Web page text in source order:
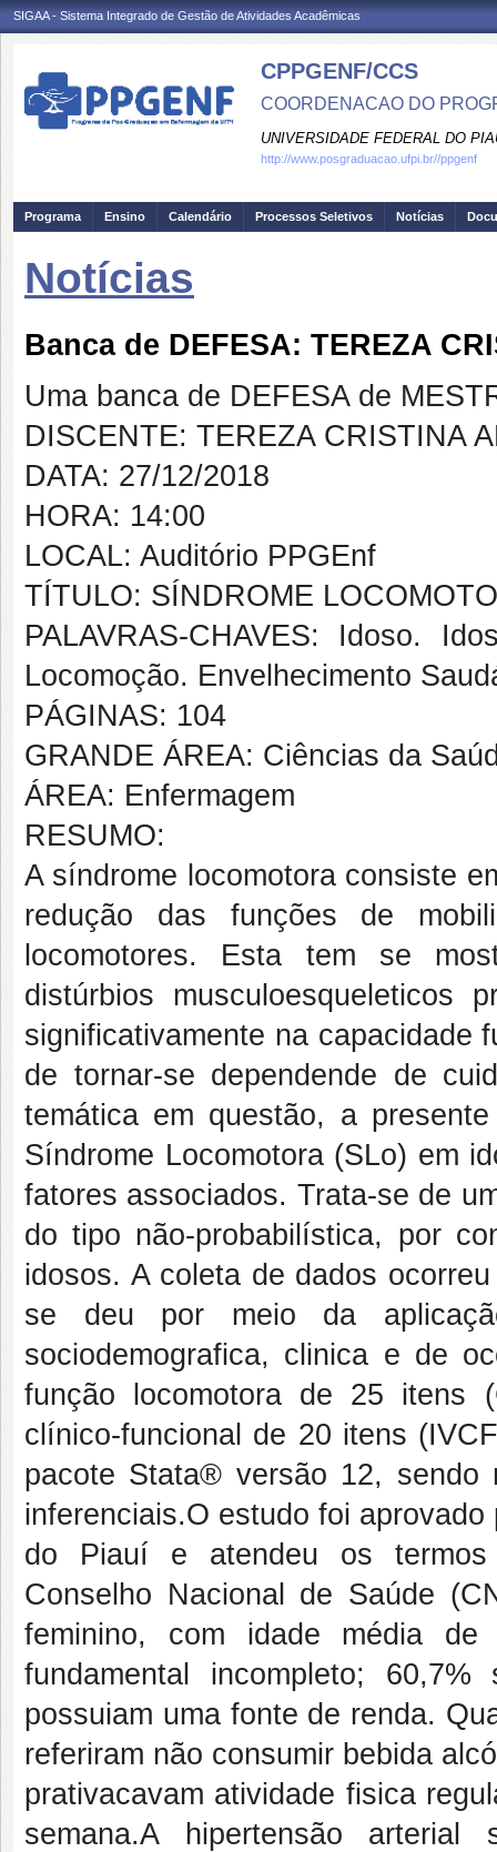
SIGAA - Sistema Integrado de Gestão de Atividades Acadêmicas
CPPGENF/CCS
COORDENACAO DO
UNIVERSIDADE FEDERAL DO
http://www.posgraduacao.ufpi.br//ppgenf
Programa Ensino Calendário Processos Seletivos Notícias
Notícias
Banca de DEFESA: TEREZA
Uma banca de DEFESA de
DISCENTE: TEREZA CRISTINA
DATA: 27/12/2018
HORA: 14:00
LOCAL: Auditório PPGEnf
TÍTULO: SÍNDROME
PALAVRAS-CHAVES: Idoso.
Locomoção. Envelhecimento
PÁGINAS: 104
GRANDE ÁREA: Ciências da
ÁREA: Enfermagem
RESUMO:
A síndrome locomotora consiste
redução das funções de
locomotores. Esta tem se
distúrbios musculoesqueleticos
significativamente na capacidade
de tornar-se dependende de
temática em questão, a
Síndrome Locomotora (SLo) em
fatores associados. Trata-se de
do tipo não-probabilística, por
idosos. A coleta de dados
se deu por meio da
sociodemografica, clinica e de
função locomotora de 25 itens
clínico-funcional de 20 itens
pacote Stata® versão 12, sendo
inferenciais.O estudo foi
do Piauí e atendeu os termos
Conselho Nacional de Saúde
feminino, com idade média
fundamental incompleto;
possuiam uma fonte de renda.
referiram não consumir bebida
prativacavam atividade fisica
semana.A hipertensão arterial